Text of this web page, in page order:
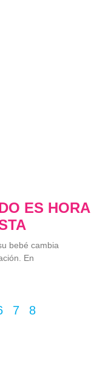
ES HORA
bebé cambia
En
7 8